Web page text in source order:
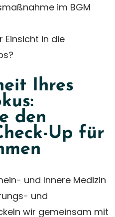
im BGM
Einsicht in die
Ihres
den
Up für
und Innere Medizin
und
wir gemeinsam mit